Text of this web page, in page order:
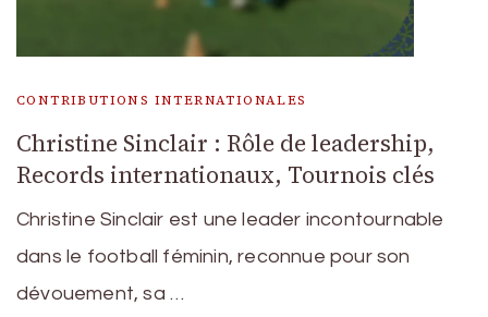
CONTRIBUTIONS INTERNATIONALES
Christine Sinclair : Rôle de leadership,
Records internationaux, Tournois clés
Christine Sinclair est une leader incontournable
dans le football féminin, reconnue pour son
dévouement, sa …